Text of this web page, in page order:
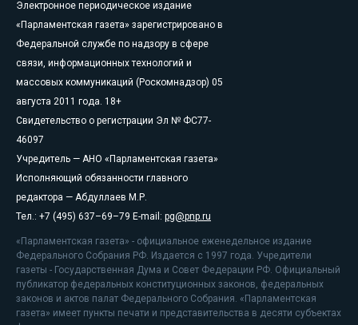
Электронное периодическое издание
«Парламентская газета» зарегистрировано в
Федеральной службе по надзору в сфере
связи, информационных технологий и
массовых коммуникаций (Роскомнадзор) 05
августа 2011 года. 18+
Свидетельство о регистрации Эл № ФС77-
46097
Учредитель — АНО «Парламентская газета»
Исполняющий обязанности главного
редактора — Абдуллаев М.Р.
Тел.: +7 (495) 637–69–79 E-mail: pg@pnp.ru
«Парламентская газета» - официальное еженедельное издание
Федерального Собрания РФ. Издается с 1997 года. Учредители
газеты - Государственная Дума и Совет Федерации РФ. Официальный
публикатор федеральных конституционных законов, федеральных
законов и актов палат Федерального Собрания. «Парламентская
газета» имеет пункты печати и представительства в десяти субъектах